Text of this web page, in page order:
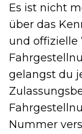
Es ist nicht
über das
und offizielle
gelangst du
Nummer